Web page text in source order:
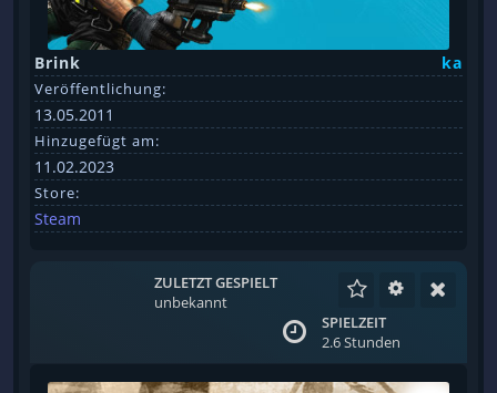
Brink ka
Veröffentlichung:
13.05.2011
Hinzugefügt am:
11.02.2023
Store:
Steam
ZULETZT GESPIELT
unbekannt
SPIELZEIT
2.6 Stunden